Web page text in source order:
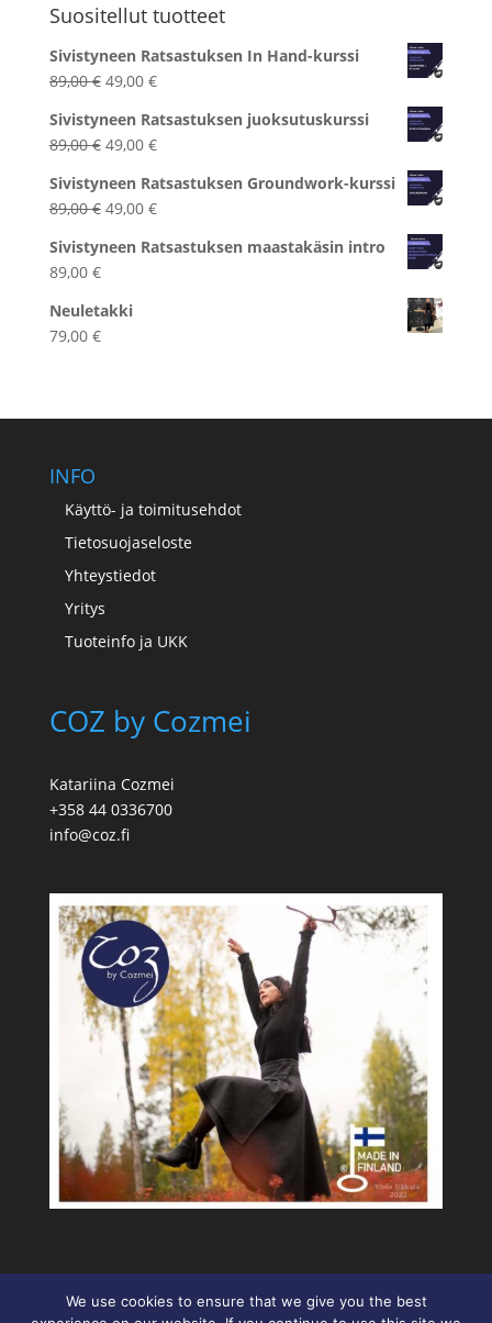
Suositellut tuotteet
Sivistyneen Ratsastuksen In Hand-kurssi
89,00€ Alkuperäinen
oli:
89,00 €.
49,00 €Nykyinen
on:
49,00 €.
Sivistyneen Ratsastuksen juoksutuskurssi
89,00€ Alkuperäinen
oli:
89,00 €.
49,00 €Nykyinen
on:
49,00 €.
Sivistyneen Ratsastuksen Groundwork-kurssi
89,00€ Alkuperäinen
oli:
49,00 €Nykyinen
on:
Sivistyneen Ratsastuksen maastakäsin intro
89,00 €
Neuletakki
79,00 €
INFO
Käyttö- ja toimitusehdot
Tietosuojaseloste
Yhteystiedot
Yritys
Tuoteinfo ja UKK
COZ by Cozmei
Katariina Cozmei
+358 44 0336700
info@coz.fi
We use cookies to ensure that we give you the best